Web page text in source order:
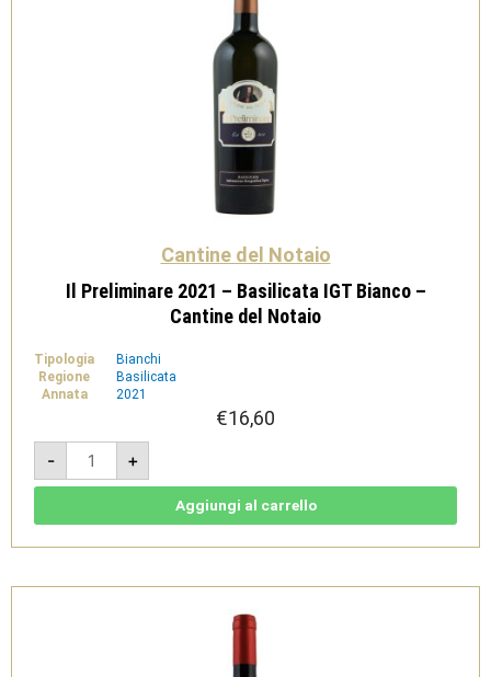
Cantine del Notaio
Il Preliminare 2021 – Basilicata IGT Bianco –
Cantine del Notaio
Tipologia
Bianchi
Regione
Basilicata
Annata
2021
€16,60
-
Il
Preliminare
2021
-
-
Notaio
+
Aggiungi al carrello